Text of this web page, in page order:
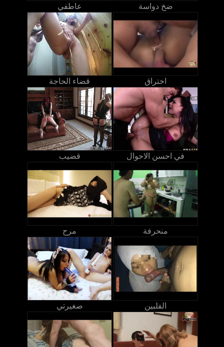
عاطفي ضخ دواسة
قضاء الحاجة اختراق
قضيب في احسن الاحوال
مرح منحرفة
صغيرتي الفلبين